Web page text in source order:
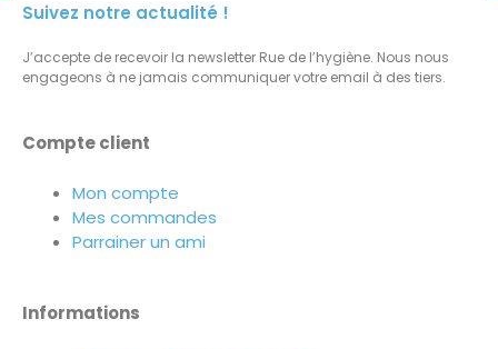
Suivez notre actualité !
J’accepte de recevoir la newsletter Rue de l’hygiène. Nous nous
engageons à ne jamais communiquer votre email à des tiers.
Compte client
Mon compte
Mes commandes
Parrainer un ami
Informations